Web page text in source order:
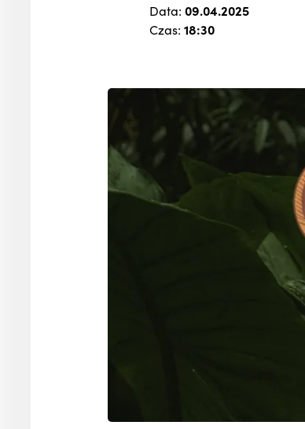
Data: 09.04.2025
Czas: 18:30